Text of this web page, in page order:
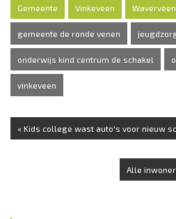
Gemeente Vinkeveen Waverveen
gemeente de ronde venen
onderwijs kind centrum de schakel
vinkeveen
« Kids college wast auto's voor nieuw
Alle